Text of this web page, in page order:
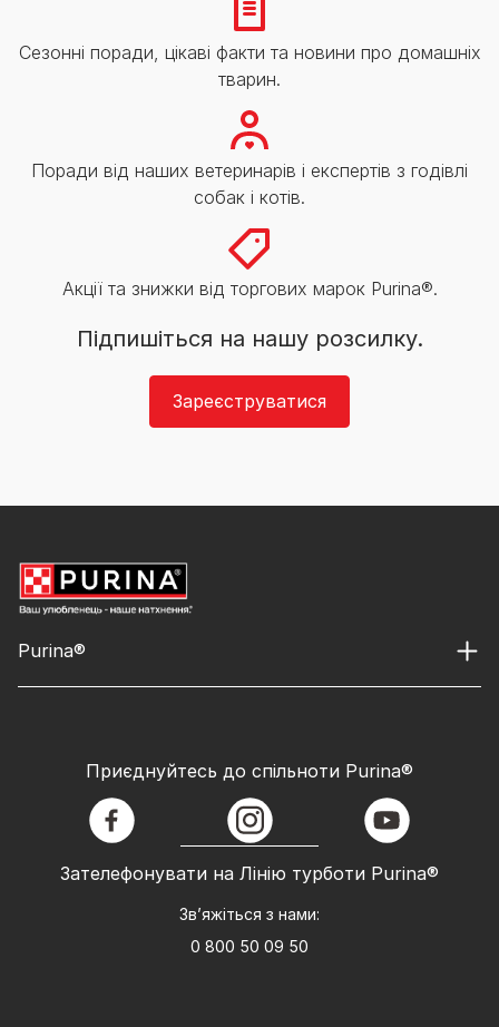
Сезонні поради, цікаві факти та новини про домашніх
тварин.
Поради від наших ветеринарів і експертів з годівлі
собак і котів.
Акції та знижки від торгових марок Purina®.
Підпишіться на нашу розсилку.
Зареєструватися
Purina®
Зателефонувати на Лінію турботи Purina®
Зв’яжіться з нами:
0 800 50 09 50
Приєднуйтесь до спільноти Purina®
facebook instagram youtube